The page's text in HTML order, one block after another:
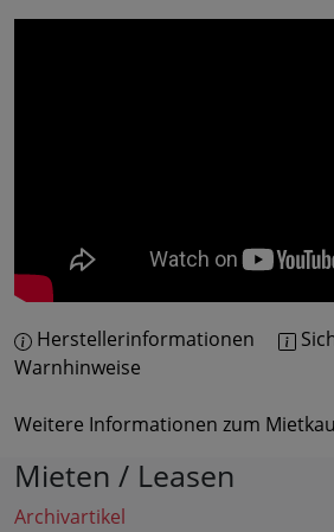
Herstellerinformationen
Warnhinweise
Weitere Informationen zum
Mieten / Leasen
Archivartikel